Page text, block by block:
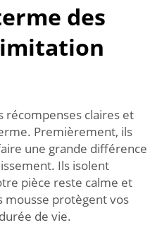
des
imitation
récompenses claires et
Premièrement, ils
une grande différence
Ils isolent
pièce reste calme et
mousse protègent vos
de vie.